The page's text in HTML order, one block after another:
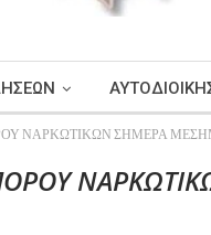
ΝΑΡΚΩΤΙΚΩΝ ΣΗΜΕΡΑ